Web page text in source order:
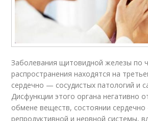
Заболевания щитовидной железы по
распространения находятся на
сердечно — сосудистых патологий и
Дисфункции этого органа негативно
обмене веществ, состоянии
репродуктивной и нервной системы,